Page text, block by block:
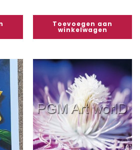
Toevoegen aan
winkelwagen